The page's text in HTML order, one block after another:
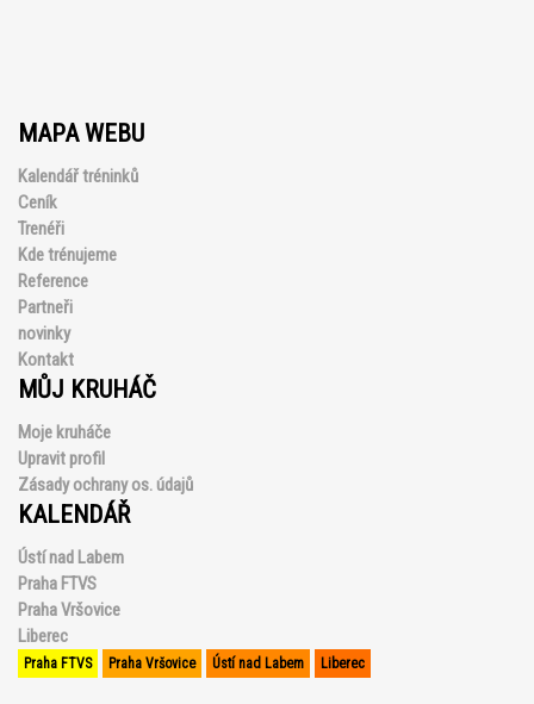
MAPA WEBU
Kalendář tréninků
Ceník
Trenéři
Kde trénujeme
Reference
Partneři
novinky
Kontakt
MŮJ KRUHÁČ
Moje kruháče
Upravit profil
Zásady ochrany os. údajů
KALENDÁŘ
Ústí nad Labem
Praha FTVS
Praha Vršovice
Liberec
Praha FTVS Praha Vršovice Ústí nad Labem Liberec